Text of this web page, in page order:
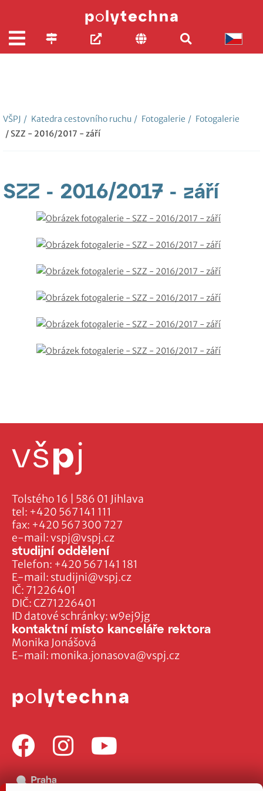
VŠPJ / Katedra cestovního ruchu / Fotogalerie / Fotogalerie
/ SZZ - 2016/2017 - září
SZZ - 2016/2017 - září
Tolstého 16 | 586 01 Jihlava
tel: +420 567 141 111
fax: +420 567 300 727
e-mail:vspj@vspj.cz
IČ: 71226401
DIČ: CZ71226401
ID datové schránky: w9ej9jg
studijní oddělení
Telefon: +420 567 141 181
E-mail: studijni@vspj.cz
kontaktní místo kanceláře rektora
Monika Jonášová
E-mail: monika.jonasova@vspj.cz